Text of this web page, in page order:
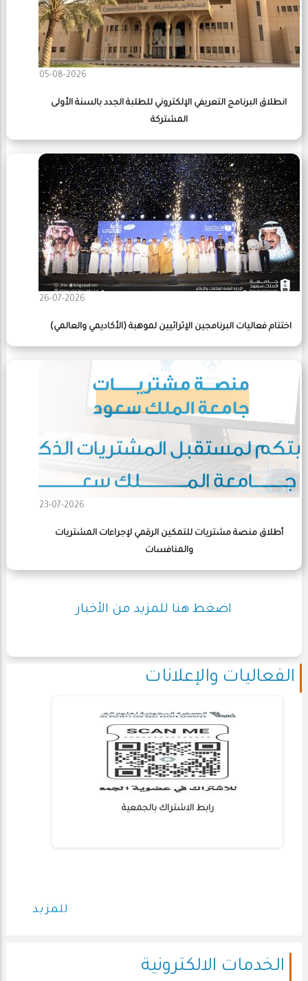
05-08-2026
انطلاق البرنامج التعريفي الإلكتروني للطلبة الجدد بالسنة الأولى
المشتركة
26-07-2026
اختتام فعاليات البرنامجين الإثرائيين لموهبة (الأكاديمي والعالمي)
23-07-2026
أطلاق منصة مشتريات للتمكين الرقمي لإجراءات المشتريات
والمنافسات
اضغط هنا للمزيد من الأخبار
الفعاليات والإعلانات
رابط الاشتراك بالجمعية
للمزيد
الخدمات الالكترونية